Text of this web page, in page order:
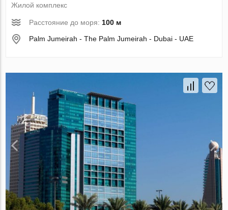
Жилой комплекс
Расстояние до моря: 100 м
Palm Jumeirah - The Palm Jumeirah - Dubai - UAE